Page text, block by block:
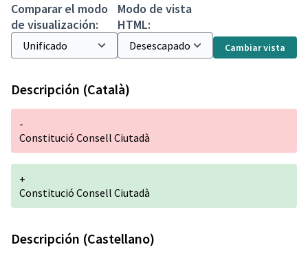
Comparar el modo
de visualización:
Modo de vista
HTML:
Cambiar vista
Descripción (Català)
-
Constitució Consell Ciutadà
+
Constitució Consell Ciutadà
Descripción (Castellano)